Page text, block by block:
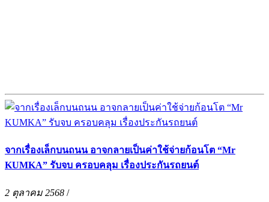
จากเรื่องเล็กบนถนน อาจกลายเป็นค่าใช้จ่ายก้อนโต “Mr
KUMKA” รับจบ ครอบคลุม เรื่องประกันรถยนต์
2 ตุลาคม 2568 /